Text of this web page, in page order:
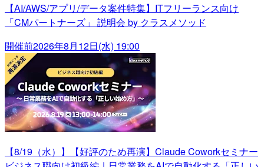
【AI/AWS/アプリ/データ案件特集】ITフリーランス向け
「CMパートナーズ」 説明会 by クラスメソッド
開催前2026年8月12日(水) 19:00
【8/19（水）】【好評のため再演】Claude Coworkセミナー